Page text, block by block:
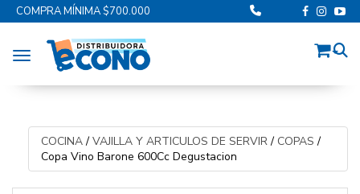
COMPRA MÍNIMA $700.000
Toggle navigation
COCINA/ VAJILLA Y ARTICULOS DE SERVIR/ COPAS /
Copa Vino Barone 600Cc Degustacion